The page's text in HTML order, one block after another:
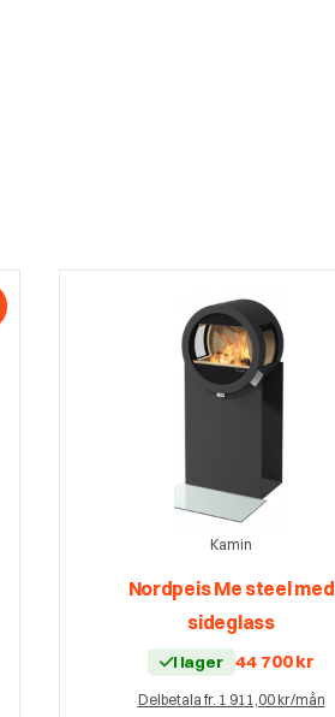
Kamin
Nordpeis Me steel med
sideglass
I lager 44 700kr
Delbetala fr. 1 911,00 kr/mån